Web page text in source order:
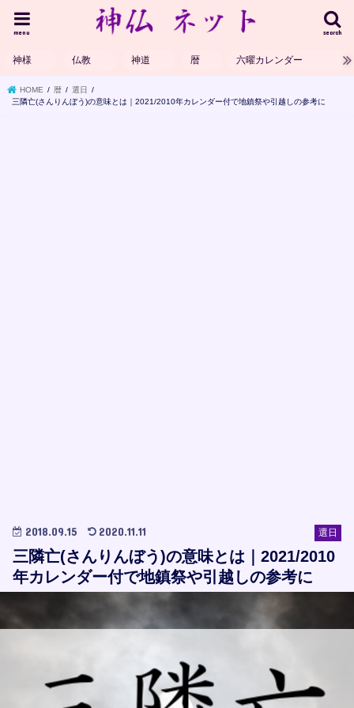
search
menu
神様 仏教 神道 暦 六曜カレンダー
HOME 暦
選日
三隣亡(さんりんぼう)の意味とは｜2021/2010年カレンダー付で地鎮祭や引越しの参考に
選日
2018.09.15 2020.11.11
三隣亡(さんりんぼう)の意味とは｜2021/2010
年カレンダー付で地鎮祭や引越しの参考に